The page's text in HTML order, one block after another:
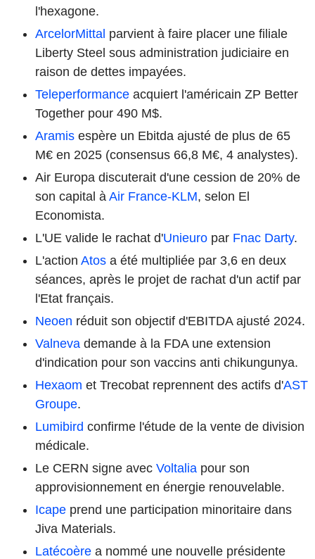
l'hexagone.
ArcelorMittal parvient à faire placer une filiale
Liberty Steel sous administration judiciaire en
raison de dettes impayées.
Teleperformance acquiert l'américain ZP Better
Together pour 490 M$.
Aramis espère un Ebitda ajusté de plus de 65
M€ en 2025 (consensus 66,8 M€, 4 analystes).
Air Europa discuterait d'une cession de 20% de
son capital à Air France-KLM, selon El
Economista.
L'UE valide le rachat d'Unieuro par Fnac Darty.
L'action Atos a été multipliée par 3,6 en deux
séances, après le projet de rachat d'un actif par
l'Etat français.
Neoen réduit son objectif d'EBITDA ajusté 2024.
Valneva demande à la FDA une extension
d'indication pour son vaccins anti chikungunya.
Hexaom et Trecobat reprennent des actifs d'AST
Groupe.
Lumibird confirme l'étude de la vente de division
médicale.
Le CERN signe avec Voltalia pour son
approvisionnement en énergie renouvelable.
Icape prend une participation minoritaire dans
Jiva Materials.
Latécoère a nommé une nouvelle présidente